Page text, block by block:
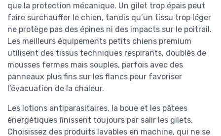
que la protection mécanique. Un gilet trop épais peut
faire surchauffer le chien, tandis qu’un tissu trop léger
ne protège pas des épines ni des impacts sur le poitrail.
Les meilleurs équipements petits chiens premium
utilisent des tissus techniques respirants, doublés de
mousses fermes mais souples, parfois avec des
panneaux plus fins sur les flancs pour favoriser
l’évacuation de la chaleur.
Les lotions antiparasitaires, la boue et les pâtees
énergétiques finissent toujours par salir les gilets.
Choisissez des produits lavables en machine, qui ne se